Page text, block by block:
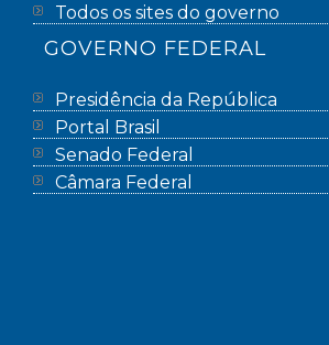
Todos os sites do governo
GOVERNO FEDERAL
Presidência da República
Portal Brasil
Senado Federal
Câmara Federal